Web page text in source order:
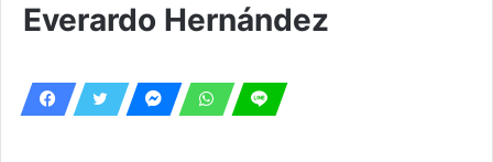
Everardo Hernández